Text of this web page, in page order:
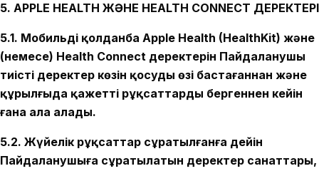
5. APPLE HEALTH ЖӘНЕ HEALTH CONNECT ДЕРЕКТЕРІ
5.1. Мобильді қолданба Apple Health (HealthKit) және
(немесе) Health Connect деректерін Пайдаланушы
тиісті деректер көзін қосуды өзі бастағаннан және
құрылғыда қажетті рұқсаттарды бергеннен кейін
ғана ала алады.
5.2. Жүйелік рұқсаттар сұратылғанға дейін
Пайдаланушыға сұратылатын деректер санаттары,